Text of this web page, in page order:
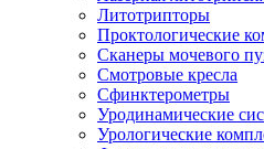
Литотрипторы
Проктологические
Сканеры мочевого
Смотровые кресла
Сфинктерометры
Уродинамические
Урологические